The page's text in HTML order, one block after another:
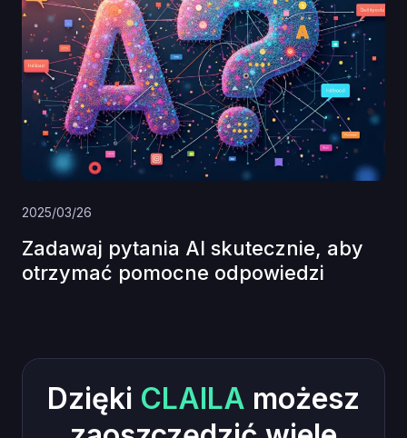
2025/03/26
Zadawaj pytania AI skutecznie, aby
otrzymać pomocne odpowiedzi
Dzięki CLAILA możesz